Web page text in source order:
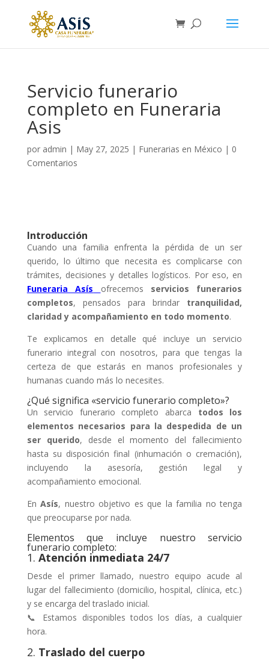
Servicio funerario
completo en Funeraria
Asis
por admin | May 27, 2025 | Funerarias en México | 0
Comentarios
Introducción
Cuando una familia enfrenta la pérdida de un ser
querido, lo último que necesita es complicarse con
trámites, decisiones y detalles logísticos. Por eso, en
Funeraria Asís
ofrecemos servicios funerarios
completos, pensados para brindar tranquilidad,
claridad y acompañamiento en todo momento.
Te explicamos en detalle qué incluye un servicio
funerario integral con nosotros, para que tengas la
certeza de que estarás en manos profesionales y
humanas cuando más lo necesites.
¿Qué significa «servicio funerario completo»?
Un servicio funerario completo abarca todos los
elementos necesarios para la despedida de un
ser querido, desde el momento del fallecimiento
hasta su disposición final (inhumación o cremación),
incluyendo la asesoría, gestión legal y
acompañamiento emocional.
EnAsís, nuestro objetivo es que la familia no tenga
que preocuparse por nada.
Elementos que incluye nuestro servicio
funerario completo:
1. Atención inmediata 24/7
Desde el primer llamado, nuestro equipo acude al
lugar del fallecimiento (domicilio, hospital, clínica, etc.)
y se encarga del traslado inicial.
📞 Estamos disponibles todos los días, a cualquier
hora.
2. Traslado del cuerpo